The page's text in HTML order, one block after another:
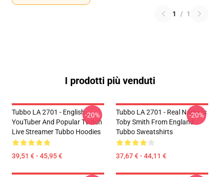
1 / 1
I prodotti più venduti
Tubbo LA 2701 - English
YouTuber And Popular Twitch
Live Streamer Tubbo Hoodies
39,51 € - 45,95 €
-20%
Tubbo LA 2701 - Real Name Is
Toby Smith From England
Tubbo Sweatshirts
37,67 € - 44,11 €
-20%